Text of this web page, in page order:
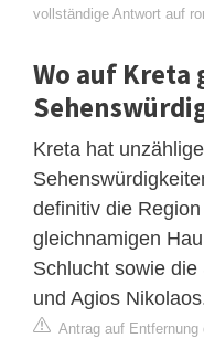
vollständige Antwort auf
Wo auf Kreta
Kreta hat
definitiv die
gleichnamigen
Schlucht sowie
und Agios
Antrag auf Entfernung